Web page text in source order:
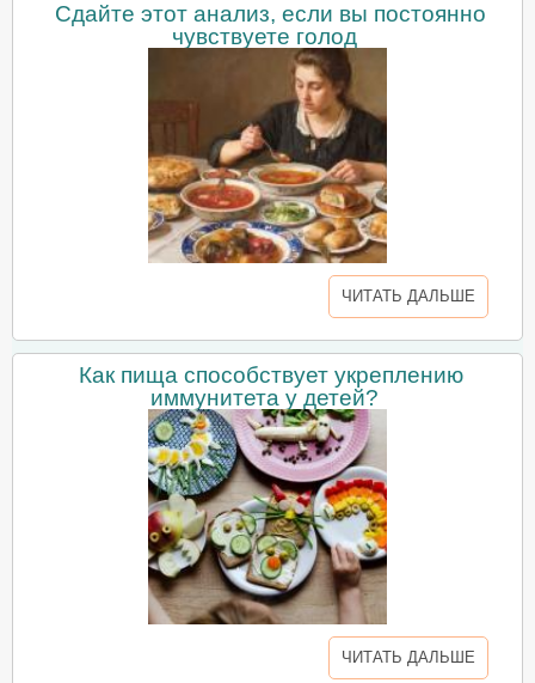
Сдайте этот анализ, если вы постоянно
чувствуете голод
ЧИТАТЬ ДАЛЬШЕ
Как пища способствует укреплению
иммунитета у детей?
ЧИТАТЬ ДАЛЬШЕ